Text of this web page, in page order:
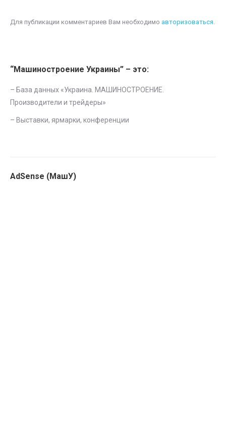
Для публикации комментариев Вам необходимо авторизоваться.
“Машиностроение Украины” – это:
– База данных «Украина. МАШИНОСТРОЕНИЕ.
Производители и трейдеры»
– Выставки, ярмарки, конференции
AdSense (МашУ)